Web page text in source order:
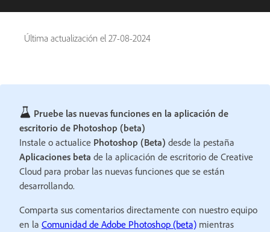
Última actualización el 27-08-2024
Pruebe las nuevas funciones en la aplicación de
escritorio de Photoshop (beta)
Instale o actualice Photoshop (Beta) desde la pestaña
Aplicaciones beta de la aplicación de escritorio de Creative
Cloud para probar las nuevas funciones que se están
desarrollando.
Comparta sus comentarios directamente con nuestro equipo
en la Comunidad de Adobe Photoshop (beta) mientras